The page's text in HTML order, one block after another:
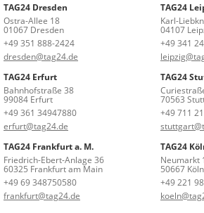
TAG24 Dresden
Ostra-Allee 18
01067 Dresden
+49 351 888-2424
dresden@tag24.de
TAG24
Karl-
04107
+49 341
TAG24 Erfurt
Bahnhofstraße 38
99084 Erfurt
+49 361 34947880
erfurt@tag24.de
TAG24
70563
+49 711
TAG24 Frankfurt a. M.
Friedrich-Ebert-Anlage 36
60325 Frankfurt am Main
+49 69 348750580
frankfurt@tag24.de
TAG24
Neumarkt
50667 Köln
+49 221